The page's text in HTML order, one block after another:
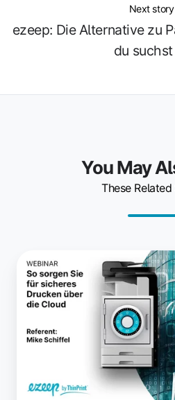
Next story
ezeep: Die Alternative zu
du
You May
These
So
druckst
du
sicher
über
die